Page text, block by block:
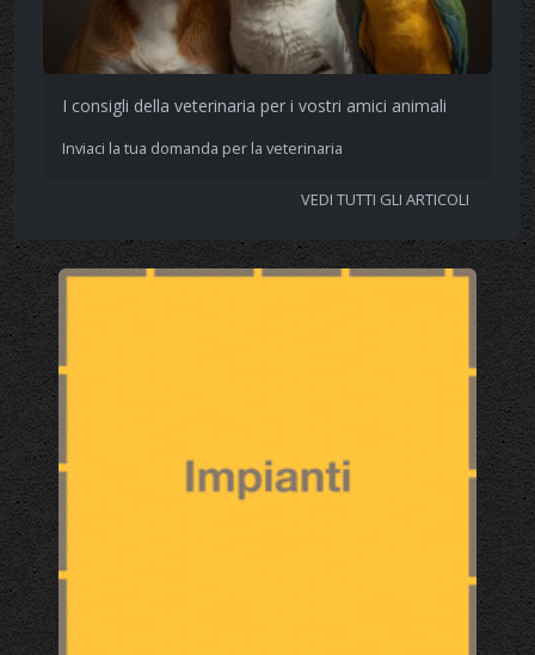
I consigli della veterinaria per i vostri amici animali
Inviaci la tua domanda per la veterinaria
VEDI TUTTI GLI ARTICOLI